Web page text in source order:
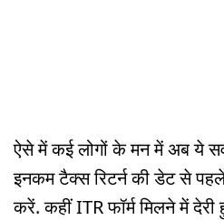
ऐसे में कई लोगों के मन में अब ये
इनकम टैक्स रिटर्न की डेट से
करें. कहीं ITR फॉर्म मिलने में